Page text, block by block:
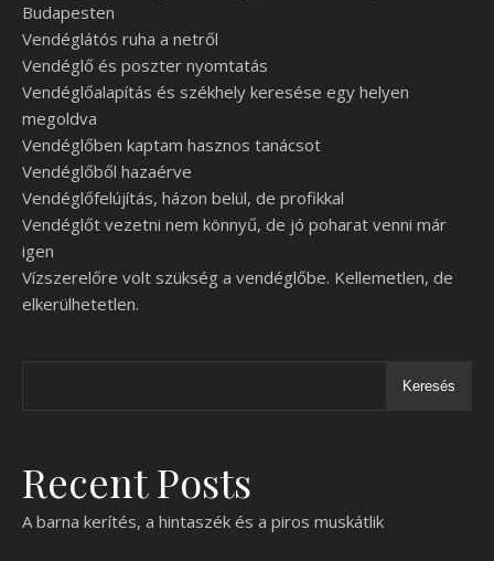
Budapesten
Vendéglátós ruha a netről
Vendéglő és poszter nyomtatás
Vendéglőalapítás és székhely keresése egy helyen
megoldva
Vendéglőben kaptam hasznos tanácsot
Vendéglőből hazaérve
Vendéglőfelújítás, házon belül, de profikkal
Vendéglőt vezetni nem könnyű, de jó poharat venni már
igen
Vízszerelőre volt szükség a vendéglőbe. Kellemetlen, de
elkerülhetetlen.
Keresés
Recent Posts
A barna kerítés, a hintaszék és a piros muskátlik